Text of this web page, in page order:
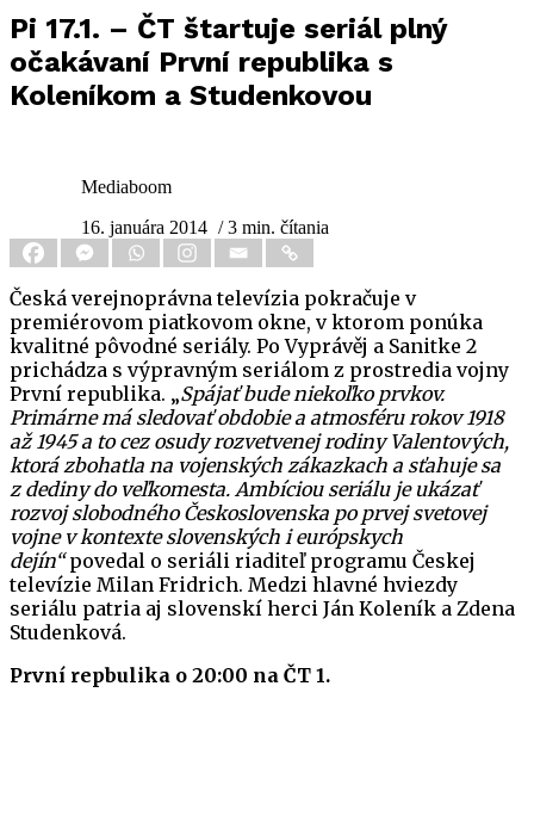
Pi 17.1. – ČT štartuje seriál plný
očakávaní První republika s
Koleníkom a Studenkovou
Mediaboom
16. januára 2014 / 3 min. čítania
Česká verejnoprávna televízia pokračuje v
premiérovom piatkovom okne, v ktorom ponúka
kvalitné pôvodné seriály. Po Vyprávěj a Sanitke 2
prichádza s výpravným seriálom z prostredia vojny
První republika. „Spájať bude niekoľko prvkov.
Primárne má sledovať obdobie a atmosféru rokov 1918
až 1945 a to cez osudy rozvetvenej rodiny Valentových,
ktorá zbohatla na vojenských zákazkach a sťahuje sa
z dediny do veľkomesta. Ambíciou seriálu je ukázať
rozvoj slobodného Československa po prvej svetovej
vojne v kontexte slovenských i európskych
dejín“povedal o seriáli riaditeľ programu Českej
televízie Milan Fridrich. Medzi hlavné hviezdy
seriálu patria aj slovenskí herci Ján Koleník a Zdena
Studenková.
První repbulika o 20:00 na ČT 1.